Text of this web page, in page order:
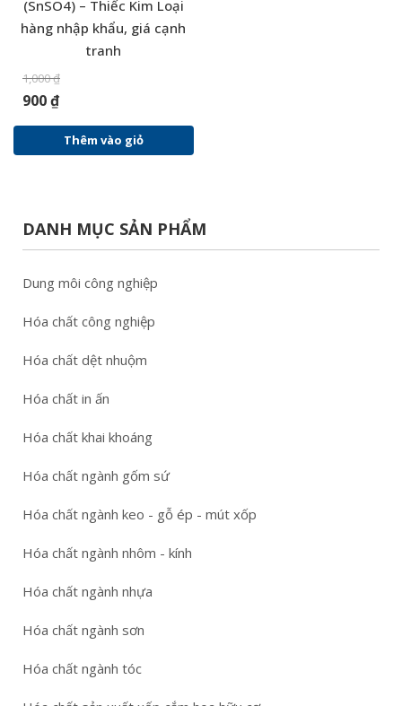
(SnSO4) – Thiếc Kim Loại
hàng nhập khẩu, giá cạnh
tranh
1,000₫
900₫
Thêm vào giỏ
DANH MỤC SẢN PHẨM
Dung môi công nghiệp
Hóa chất công nghiệp
Hóa chất dệt nhuộm
Hóa chất in ấn
Hóa chất khai khoáng
Hóa chất ngành gốm sứ
Hóa chất ngành keo - gỗ ép - mút xốp
Hóa chất ngành nhôm - kính
Hóa chất ngành nhựa
Hóa chất ngành sơn
Hóa chất ngành tóc